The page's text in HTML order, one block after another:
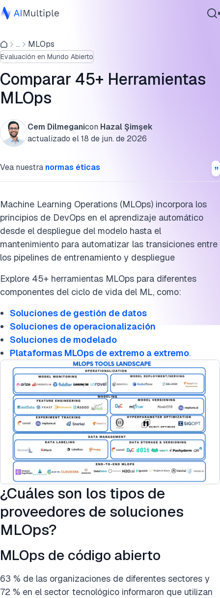
IA agencial
Ciberseguridad
Datos
Software empresarial
Servicios
... MLOps
Evaluación en Mundo Abierto
Comparar 45+ Herramientas
MLOps
Cem Dilmeganicon Hazal Şimşek
actualizado el18 de jun. de 2026
Vea nuestra normas éticas
Machine Learning Operations (MLOps) incorpora los
principios de DevOps en el aprendizaje automático
desde el despliegue del modelo hasta el
mantenimiento para automatizar las transiciones entre
los pipelines de entrenamiento y despliegue
Explore 45+ herramientas MLOps para diferentes
componentes del ciclo de vida del ML, como:
Soluciones de gestión de datos
Soluciones de operacionalización
Soluciones de modelado
Plataformas MLOps de extremo a extremo.
¿Cuáles son los tipos de
proveedores de soluciones
MLOps?
MLOps de código abierto
63 % de las organizaciones de diferentes sectores y
72 % en el sector tecnológico informaron que utilizan
Análisis comparativo: Características clave de las
plataformas MLOps
¿Cuáles son los diferentes tipos de herramientas MLOps?
Soluciones de modelado
Plataformas MLOps de extremo a extremo
Otras categorías relacionadas con MLOps
Cita esta investigación